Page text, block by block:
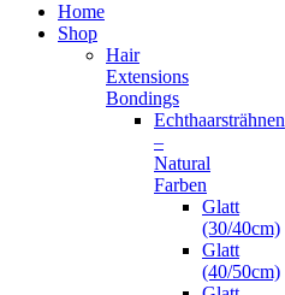
Home
Shop
Hair
Extensions
Bondings
Echthaarsträhnen
–
Natural
Farben
Glatt
(30/40cm)
Glatt
(40/50cm)